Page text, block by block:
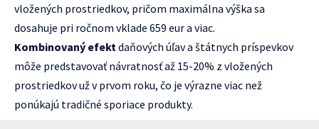
vložených prostriedkov, pričom maximálna výška sa
dosahuje pri ročnom vklade 659 eur a viac.
Kombinovaný efekt daňových úľav a štátnych príspevkov
môže predstavovať návratnosť až 15-20% z vložených
prostriedkov už v prvom roku, čo je výrazne viac než
ponúkajú tradičné sporiace produkty.